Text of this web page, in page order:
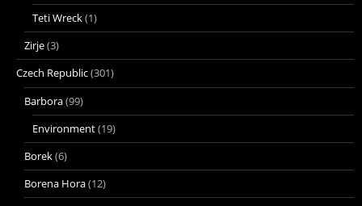
Teti Wreck(1)
Zirje(3)
Czech Republic(301)
Barbora(99)
Environment(19)
Borek(6)
Borena Hora(12)